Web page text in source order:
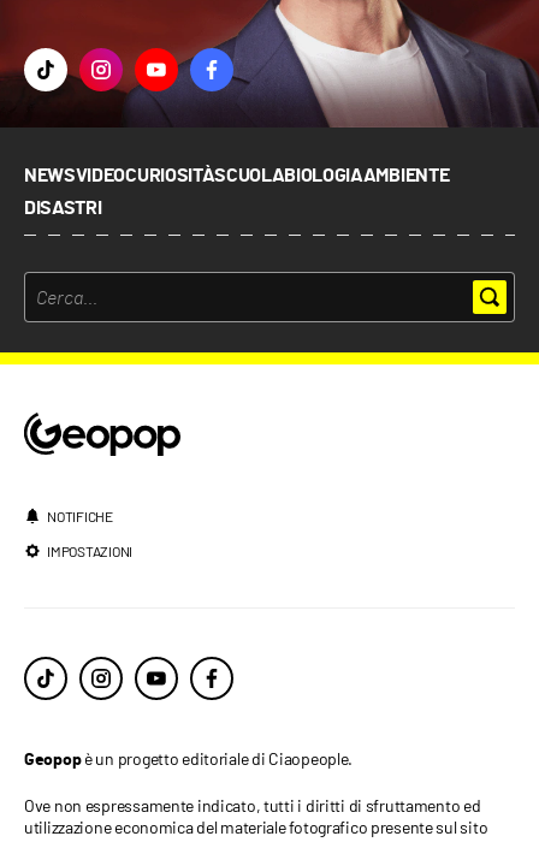
NEWSVIDEOCURIOSITÀSCUOLABIOLOGIAAMBIENTE
DISASTRI
NOTIFICHE
IMPOSTAZIONI
Geopopè un progetto editoriale di Ciaopeople.
Ove non espressamente indicato, tutti i diritti di sfruttamento ed
utilizzazione economica del materiale fotografico presente sul sito